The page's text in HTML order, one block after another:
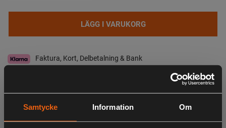
Samtycke Information Om
LÄGG I VARUKORG
Faktura, Kort, Delbetalning & Bank
I lager Leveranstid:2-4 dagar leverans